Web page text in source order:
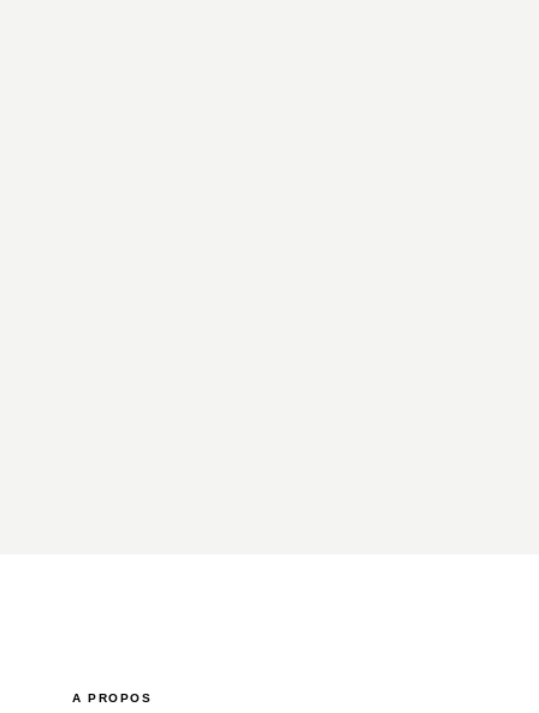
A PROPOS